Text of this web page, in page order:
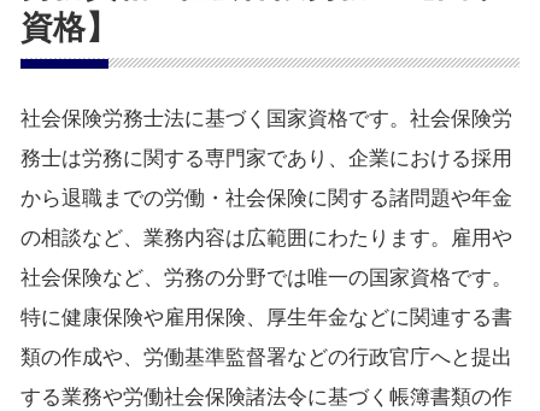
資格】
社会保険労務士法に基づく国家資格です。社会保険労
務士は労務に関する専門家であり、企業における採用
から退職までの労働・社会保険に関する諸問題や年金
の相談など、業務内容は広範囲にわたります。雇用や
社会保険など、労務の分野では唯一の国家資格です。
特に健康保険や雇用保険、厚生年金などに関連する書
類の作成や、労働基準監督署などの行政官庁へと提出
する業務や労働社会保険諸法令に基づく帳簿書類の作